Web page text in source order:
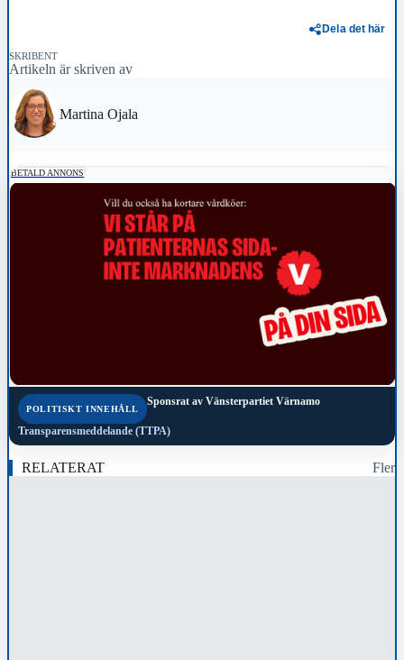
Dela det här
SKRIBENT
Artikeln är skriven av
Martina Ojala
BETALD ANNONS
POLITISKT INNEHÅLL
Sponsrat av Vänsterpartiet Värnamo
Transparensmeddelande (TTPA)
RELATERAT Fler